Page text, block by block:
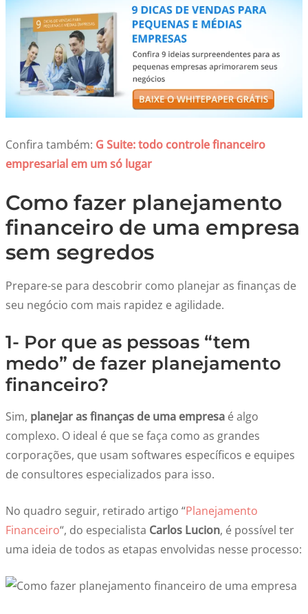
Confira também: G Suite: todo controle financeiro
empresarial em um só lugar
Como fazer planejamento
financeiro de uma empresa
sem segredos
Prepare-se para descobrir como planejar as finanças de
seu negócio com mais rapidez e agilidade.
1- Por que as pessoas “tem
medo” de fazer planejamento
financeiro?
Sim, planejar as finanças de uma empresa é algo
complexo. O ideal é que se faça como as grandes
corporações, que usam softwares específicos e equipes
de consultores especializados para isso.
No quadro seguir, retirado artigo “Planejamento
Financeiro“, do especialista Carlos Lucion, é possível ter
uma ideia de todos as etapas envolvidas nesse processo: